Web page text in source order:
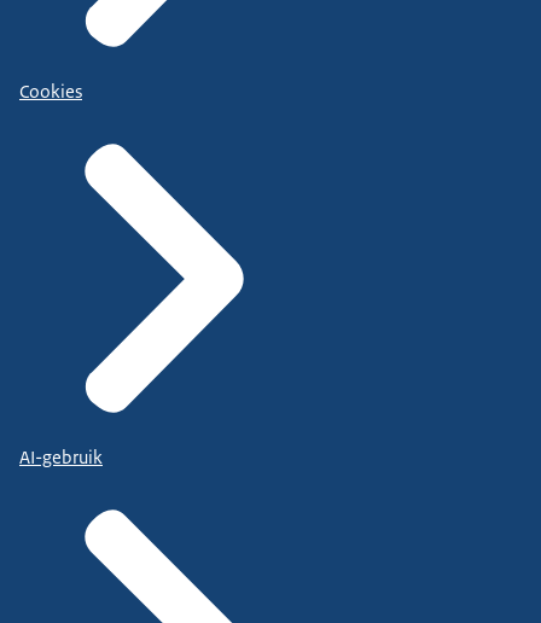
Cookies
AI-gebruik